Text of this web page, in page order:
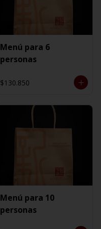
Menú para 6
personas
$130.850
Menú para 10
personas